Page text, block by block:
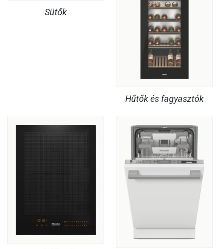
Sütők
Hűtők és fagyasztók